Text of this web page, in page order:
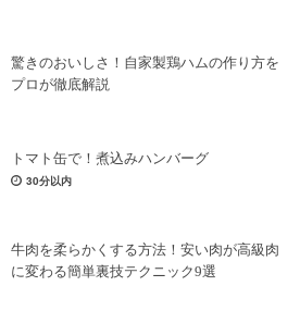
驚きのおいしさ！自家製鶏ハムの作り方を
プロが徹底解説
トマト缶で！煮込みハンバーグ
30分以内
牛肉を柔らかくする方法！安い肉が高級肉
に変わる簡単裏技テクニック9選